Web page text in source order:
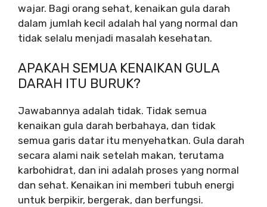
wajar. Bagi orang sehat, kenaikan gula darah
dalam jumlah kecil adalah hal yang normal dan
tidak selalu menjadi masalah kesehatan.
APAKAH SEMUA KENAIKAN GULA
DARAH ITU BURUK?
Jawabannya adalah tidak. Tidak semua
kenaikan gula darah berbahaya, dan tidak
semua garis datar itu menyehatkan. Gula darah
secara alami naik setelah makan, terutama
karbohidrat, dan ini adalah proses yang normal
dan sehat. Kenaikan ini memberi tubuh energi
untuk berpikir, bergerak, dan berfungsi.